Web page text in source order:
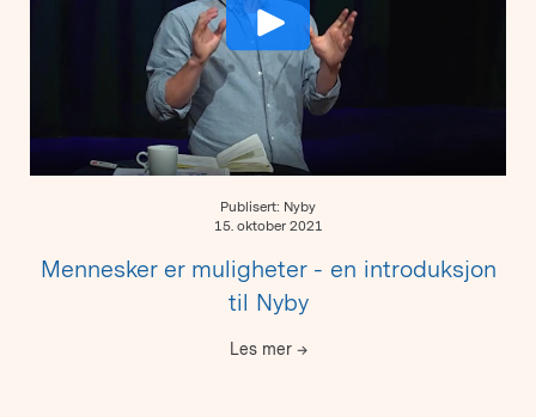
Publisert: Nyby
15. oktober 2021
Mennesker er muligheter - en introduksjon
til Nyby
Les mer →